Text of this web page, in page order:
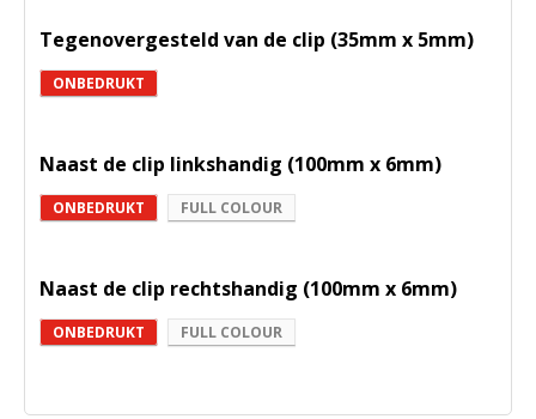
Tegenovergesteld van de clip (35mm x 5mm)
ONBEDRUKT
Naast de clip linkshandig (100mm x 6mm)
ONBEDRUKT FULL COLOUR
Naast de clip rechtshandig (100mm x 6mm)
ONBEDRUKT FULL COLOUR